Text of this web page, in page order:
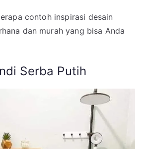
contoh inspirasi desain
dan murah yang bisa Anda
Serba Putih